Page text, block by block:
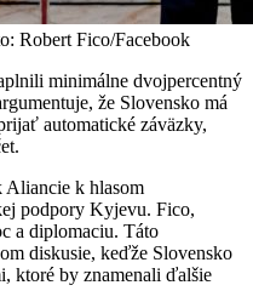
Robert Fico/Facebook
minimálne dvojpercentný
že Slovensko má
automatické záväzky,
Aliancie k hlasom
podpory Kyjevu. Fico,
a diplomaciu. Táto
diskusie, keďže Slovensko
ktoré by znamenali ďalšie